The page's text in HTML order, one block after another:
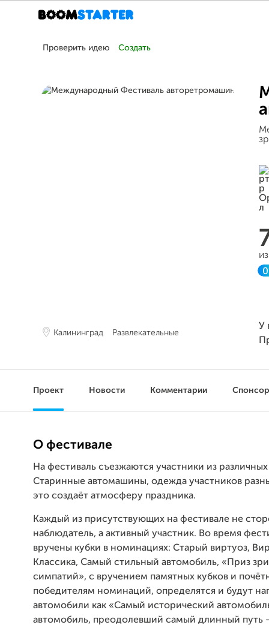
Проверить идею Создать
Калининград Развлекательные
У
Проект Новости Комментарии
О фестивале
На фестиваль съезжаются участники из
Старинные автомашины, одежда участников
это создаёт атмосферу праздника.
Каждый из присутствующих на фестивале не
наблюдатель, а активный участник. Во время
вручены кубки в номинациях: Старый виртуоз,
Классика, Самый стильный автомобиль, «Приз
симпатий», с вручением памятных кубков и
победителям номинаций, определятся и будут
автомобили как «Самый исторический
автомобиль, преодолевший самый длинный путь